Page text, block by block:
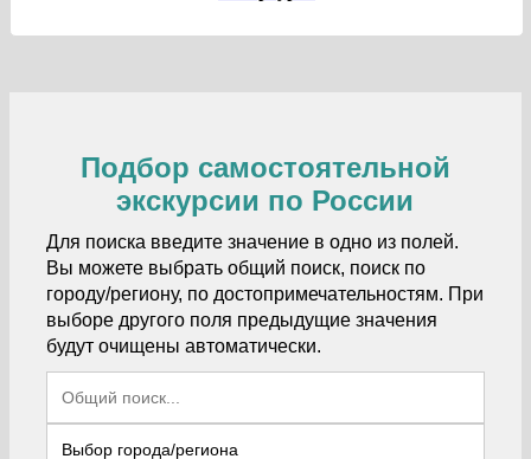
Подбор самостоятельной
экскурсии по России
Для поиска введите значение в одно из полей.
Вы можете выбрать общий поиск, поиск по
городу/региону, по достопримечательностям. При
выборе другого поля предыдущие значения
будут очищены автоматически.